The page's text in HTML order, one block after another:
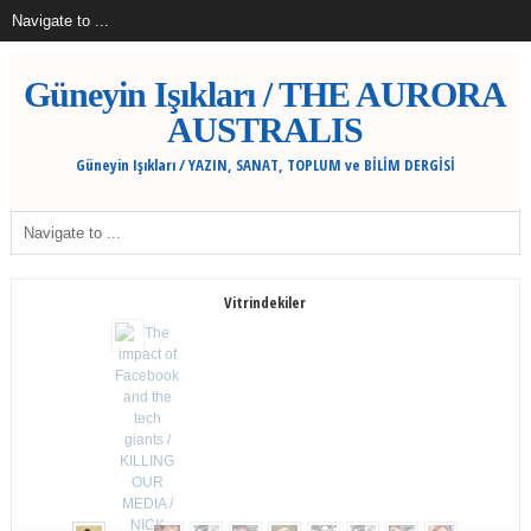
Güneyin Işıkları / THE AURORA
AUSTRALIS
Güneyin Işıkları / YAZIN, SANAT, TOPLUM ve BİLİM DERGİSİ
Vitrindekiler